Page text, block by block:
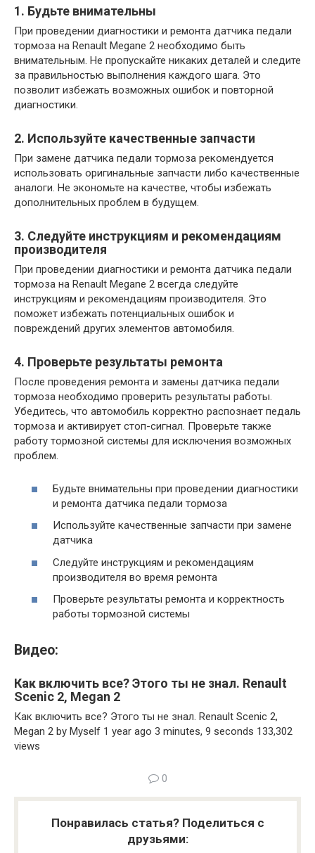
1. Будьте внимательны
При проведении диагностики и ремонта датчика педали
тормоза на Renault Megane 2 необходимо быть
внимательным. Не пропускайте никаких деталей и следите
за правильностью выполнения каждого шага. Это
позволит избежать возможных ошибок и повторной
диагностики.
2. Используйте качественные запчасти
При замене датчика педали тормоза рекомендуется
использовать оригинальные запчасти либо качественные
аналоги. Не экономьте на качестве, чтобы избежать
дополнительных проблем в будущем.
3. Следуйте инструкциям и рекомендациям
производителя
При проведении диагностики и ремонта датчика педали
тормоза на Renault Megane 2 всегда следуйте
инструкциям и рекомендациям производителя. Это
поможет избежать потенциальных ошибок и
повреждений других элементов автомобиля.
4. Проверьте результаты ремонта
После проведения ремонта и замены датчика педали
тормоза необходимо проверить результаты работы.
Убедитесь, что автомобиль корректно распознает педаль
тормоза и активирует стоп-сигнал. Проверьте также
работу тормозной системы для исключения возможных
проблем.
Будьте внимательны при проведении диагностики
и ремонта датчика педали тормоза
Используйте качественные запчасти при замене
датчика
Следуйте инструкциям и рекомендациям
производителя во время ремонта
Проверьте результаты ремонта и корректность
работы тормозной системы
Видео:
Как включить все? Этого ты не знал. Renault
Scenic 2, Megan 2
Как включить все? Этого ты не знал. Renault Scenic 2,
Megan 2 by Myself 1 year ago 3 minutes, 9 seconds 133,302
views
0
Понравилась статья? Поделиться с
друзьями: